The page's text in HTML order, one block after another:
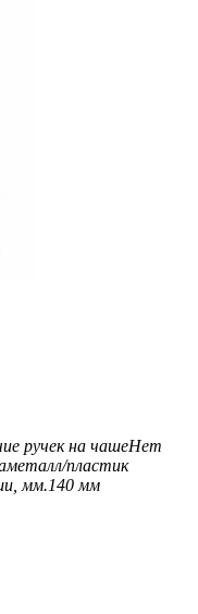
ручек на чашеНет
металл/пластик
мм.140 мм